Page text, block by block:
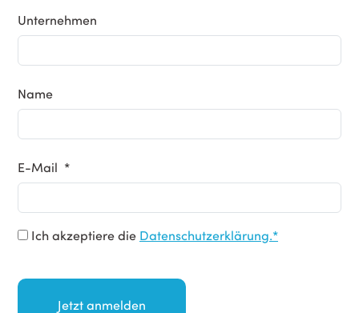
Unternehmen
Name
E-Mail *
Ich akzeptiere die Datenschutzerklärung.*